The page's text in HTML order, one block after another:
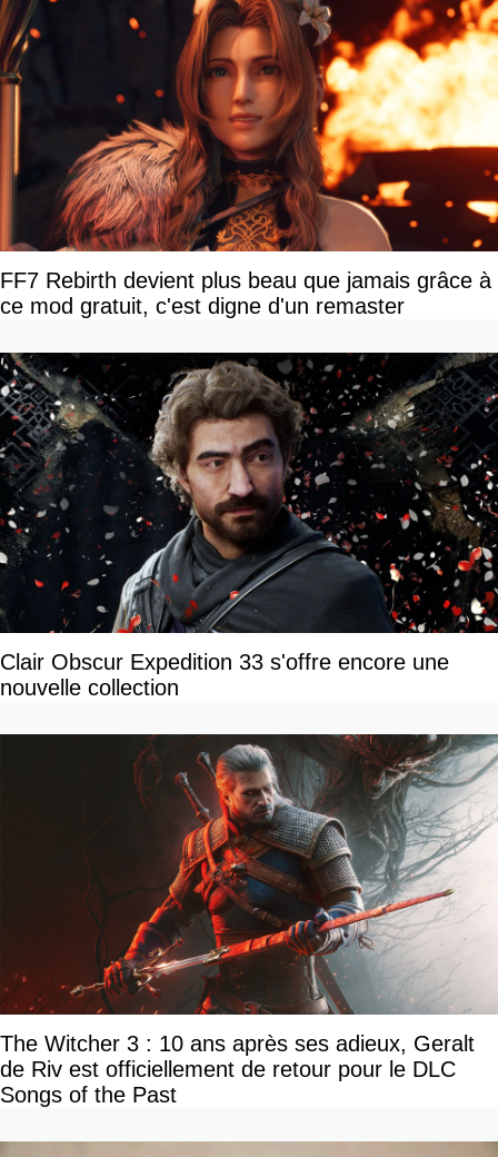
FF7 Rebirth devient plus beau que jamais grâce à
ce mod gratuit, c'est digne d'un remaster
Clair Obscur Expedition 33 s'offre encore une
nouvelle collection
The Witcher 3 : 10 ans après ses adieux, Geralt
de Riv est officiellement de retour pour le DLC
Songs of the Past